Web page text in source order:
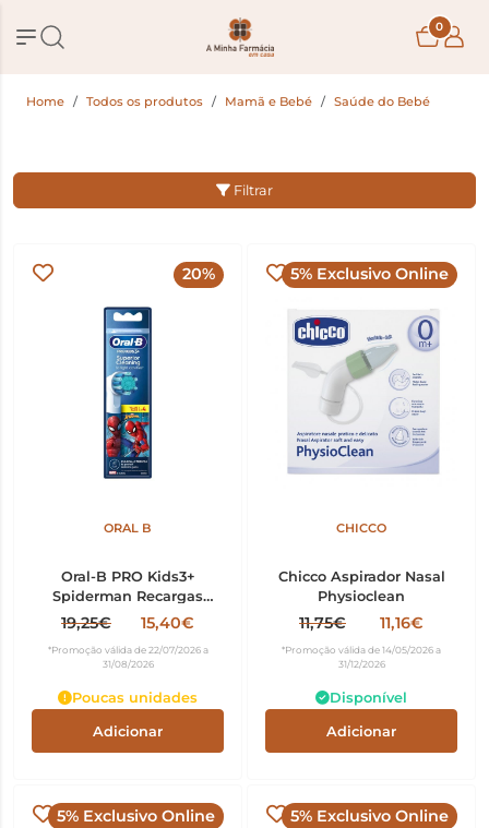
0
Home Todos os produtos Mamã e Bebé Saúde do Bebé
Filtrar
20%
ORAL B
Oral-B PRO Kids3+
Spiderman Recargas
Escova Elétrica x4
19,25€ 15,40€
*Promoção válida de 22/07/2026 a
31/08/2026
Poucas unidades
Adicionar
5% Exclusivo Online
CHICCO
Chicco Aspirador Nasal
Physioclean
11,75€ 11,16€
*Promoção válida de 14/05/2026 a
31/12/2026
Disponível
Adicionar
5% Exclusivo Online 5% Exclusivo Online